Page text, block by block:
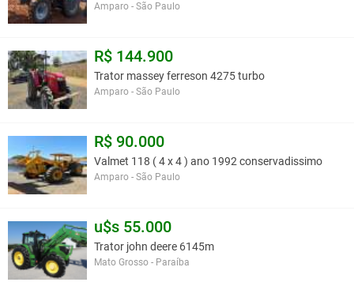
Amparo - São Paulo
R$ 144.900
Trator massey ferreson 4275 turbo
Amparo - São Paulo
R$ 90.000
Valmet 118 ( 4 x 4 ) ano 1992 conservadissimo
Amparo - São Paulo
u$s 55.000
Trator john deere 6145m
Mato Grosso - Paraíba